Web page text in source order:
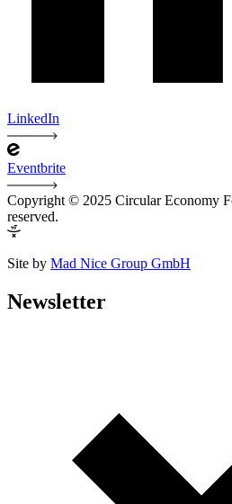
LinkedIn
Eventbrite
Copyright © 2025 Circular Economy
reserved.
Site by Mad Nice Group GmbH
Newsletter